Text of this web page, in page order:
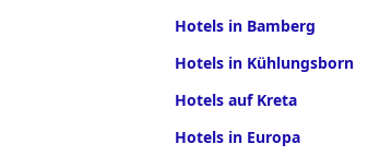
Hotels in Bamberg
Hotels in Kühlungsborn
Hotels auf Kreta
Hotels in Europa